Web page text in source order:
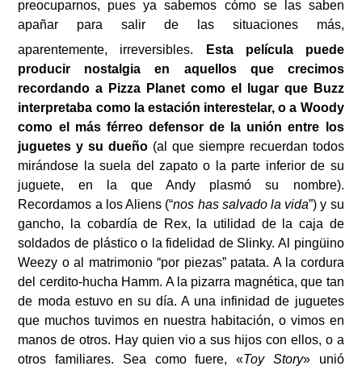
preocuparnos, pues ya sabemos cómo se las saben
apañar para salir de las situaciones más,
aparentemente, irreversibles.
Esta película puede
producir nostalgia en aquellos que crecimos
recordando a Pizza Planet como el lugar que Buzz
interpretaba como la estación interestelar, o a Woody
como el más férreo defensor de la unión entre los
juguetes y su dueño (al que siempre recuerdan todos
mirándose la suela del zapato o la parte inferior de su
juguete, en la que Andy plasmó su nombre).
Recordamos a los Aliens (“nos has salvado la vida”) y su
gancho, la cobardía de Rex, la utilidad de la caja de
soldados de plástico o la fidelidad de Slinky. Al pingüino
Weezy o al matrimonio “por piezas” patata. A la cordura
del cerdito-hucha Hamm. A la pizarra magnética, que tan
de moda estuvo en su día. A una infinidad de juguetes
que muchos tuvimos en nuestra habitación, o vimos en
manos de otros. Hay quien vio a sus hijos con ellos, o a
otros familiares. Sea como fuere, «Toy Story» unió